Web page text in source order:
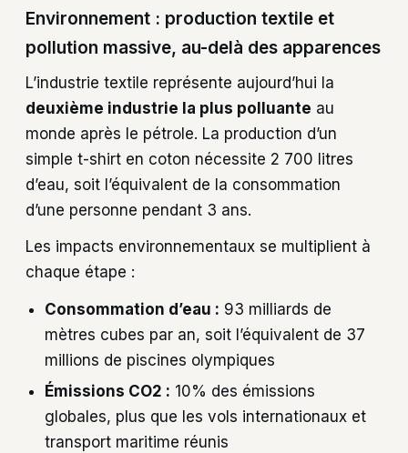
Environnement : production textile et
pollution massive, au-delà des apparences
L’industrie textile représente aujourd’hui la
deuxième industrie la plus polluante au
monde après le pétrole. La production d’un
simple t-shirt en coton nécessite 2 700 litres
d’eau, soit l’équivalent de la consommation
d’une personne pendant 3 ans.
Les impacts environnementaux se multiplient à
chaque étape :
Consommation d’eau : 93 milliards de
mètres cubes par an, soit l’équivalent de 37
millions de piscines olympiques
Émissions CO2 : 10% des émissions
globales, plus que les vols internationaux et
transport maritime réunis